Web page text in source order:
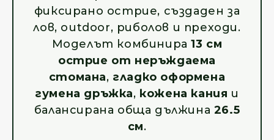
фиксирано острие, създаден за
лов, outdoor, риболов и преходи.
Моделът комбинира13 см
острие от неръждаема
стомана, гладко оформена
гумена дръжка, кожена кания и
балансирана обща дължина 26.5
см.